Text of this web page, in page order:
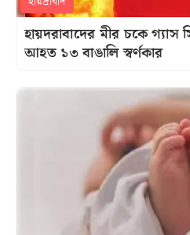
হায়দরাবাদের মীর চকে গ্যাস
আহত ১৩ বাঙালি স্বর্ণকার